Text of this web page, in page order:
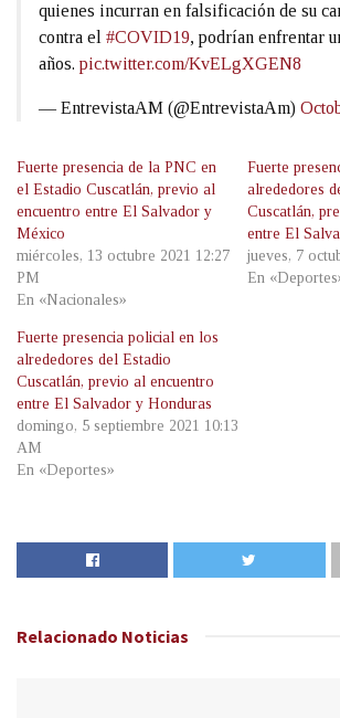
quienes incurran en falsificación de su
contra el #COVID19, podrían enfrentar
años. pic.twitter.com/KvELgXGEN8
— EntrevistaAM (@EntrevistaAm)
Fuerte presencia de la PNC en
el Estadio Cuscatlán, previo al
encuentro entre El Salvador y
México
miércoles, 13 octubre 2021 12:27
PM
En «Nacionales»
Fuerte
alrededores
Cuscatlán,
entre El
jueves, 7
En
Fuerte presencia policial en los
alrededores del Estadio
Cuscatlán, previo al encuentro
entre El Salvador y Honduras
domingo, 5 septiembre 2021 10:13
AM
En «Deportes»
Relacionado Noticias